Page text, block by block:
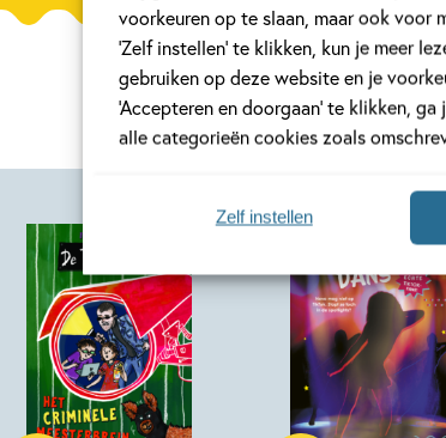
voorkeuren op te slaan, maar ook voor
‘Zelf instellen’ te klikken, kun je meer
gebruiken op deze website en je
‘Accepteren en doorgaan’ te klikken,
alle categorieën cookies zoals
Zelf instellen
Hardcover